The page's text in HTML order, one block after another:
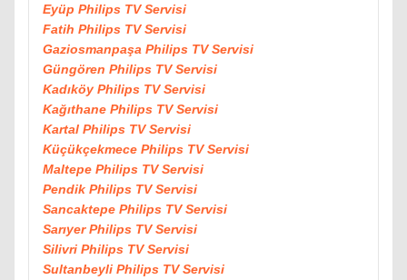
Eyüp Philips TV Servisi
Fatih Philips TV Servisi
Gaziosmanpaşa Philips TV Servisi
Güngören Philips TV Servisi
Kadıköy Philips TV Servisi
Kağıthane Philips TV Servisi
Kartal Philips TV Servisi
Küçükçekmece Philips TV Servisi
Maltepe Philips TV Servisi
Pendik Philips TV Servisi
Sancaktepe Philips TV Servisi
Sarıyer Philips TV Servisi
Silivri Philips TV Servisi
Sultanbeyli Philips TV Servisi